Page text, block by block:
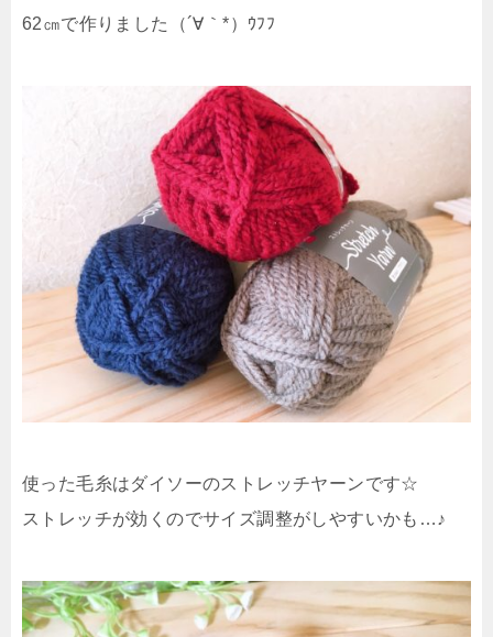
62㎝で作りました（´∀｀*）ｳﾌﾌ
使った毛糸はダイソーのストレッチヤーンです☆
ストレッチが効くのでサイズ調整がしやすいかも…♪